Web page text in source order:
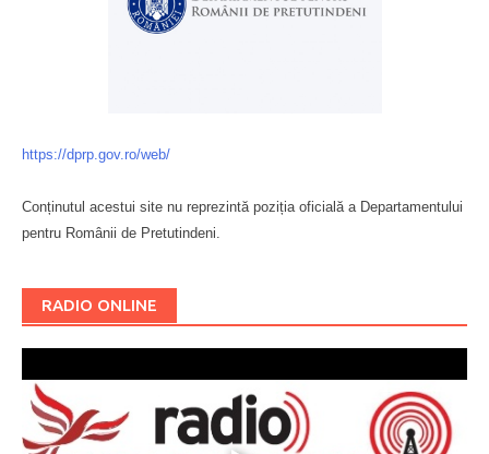
https://dprp.gov.ro/web/
Conținutul acestui site nu reprezintă poziția oficială a Departamentului
pentru Românii de Pretutindeni.
RADIO ONLINE